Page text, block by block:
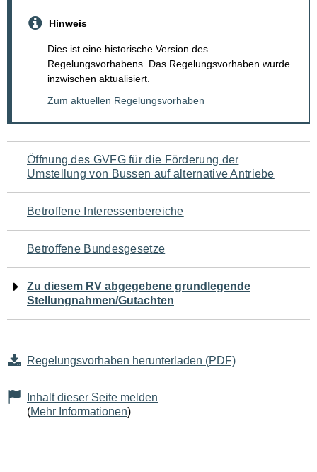
Hinweis
Dies ist eine historische Version des
Regelungsvorhabens. Das Regelungsvorhaben wurde
inzwischen aktualisiert.
Zum aktuellen Regelungsvorhaben
Navigation
für
den
Seiteninhalt
Öffnung des GVFG für die Förderung der
Umstellung von Bussen auf alternative Antriebe
Betroffene Interessenbereiche
Betroffene Bundesgesetze
Zu diesem RV abgegebene grundlegende
Stellungnahmen/Gutachten
Regelungsvorhaben herunterladen (PDF)
Inhalt dieser Seite melden
(Mehr Informationen)